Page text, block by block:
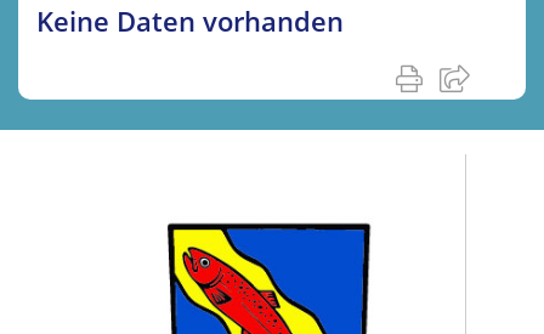
Keine Daten vorhanden